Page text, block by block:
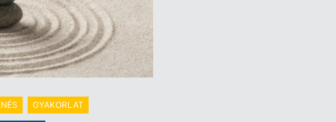
GYAKORLAT